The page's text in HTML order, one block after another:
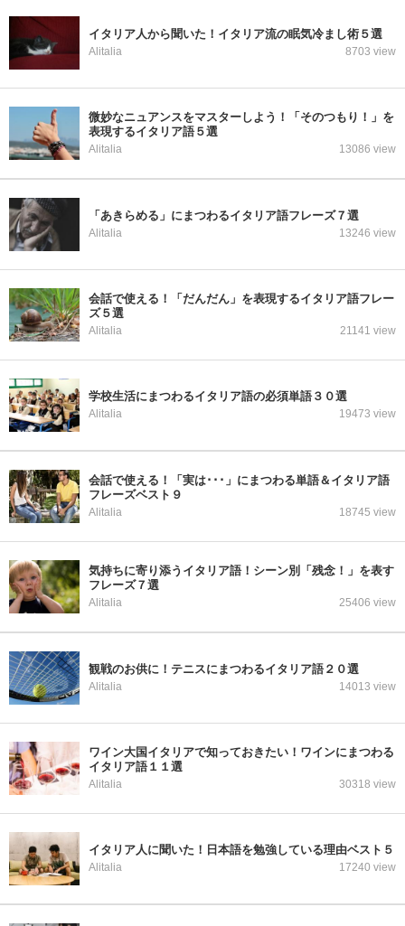
イタリア人から聞いた！イタリア流の眠気冷まし術５選
Alitalia 8703 view
微妙なニュアンスをマスターしよう！「そのつもり！」を
表現するイタリア語５選
Alitalia 13086 view
「あきらめる」にまつわるイタリア語フレーズ７選
Alitalia 13246 view
会話で使える！「だんだん」を表現するイタリア語フレー
ズ５選
Alitalia 21141 view
学校生活にまつわるイタリア語の必須単語３０選
Alitalia 19473 view
会話で使える！「実は･･･」にまつわる単語＆イタリア語
フレーズベスト９
Alitalia 18745 view
気持ちに寄り添うイタリア語！シーン別「残念！」を表す
フレーズ７選
Alitalia 25406 view
観戦のお供に！テニスにまつわるイタリア語２０選
Alitalia 14013 view
ワイン大国イタリアで知っておきたい！ワインにまつわる
イタリア語１１選
Alitalia 30318 view
イタリア人に聞いた！日本語を勉強している理由ベスト５
Alitalia 17240 view